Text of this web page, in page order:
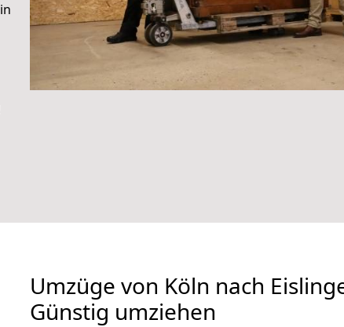
in
Umzüge von Köln nach
Günstig umziehen